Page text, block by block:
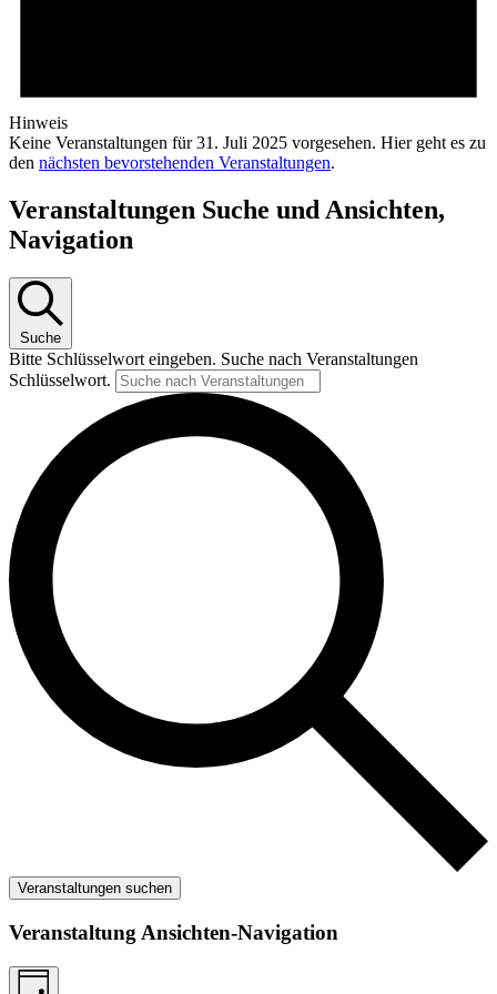
Hinweis
Keine Veranstaltungen für 31. Juli 2025 vorgesehen. Hier geht es zu
den nächsten bevorstehenden Veranstaltungen.
Veranstaltungen Suche und Ansichten,
Navigation
Suche
Bitte Schlüsselwort eingeben. Suche nach Veranstaltungen
Schlüsselwort.
Veranstaltungen suchen
Veranstaltung Ansichten-Navigation